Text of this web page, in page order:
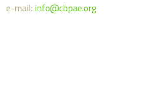
e-mail: info@cbpae.org